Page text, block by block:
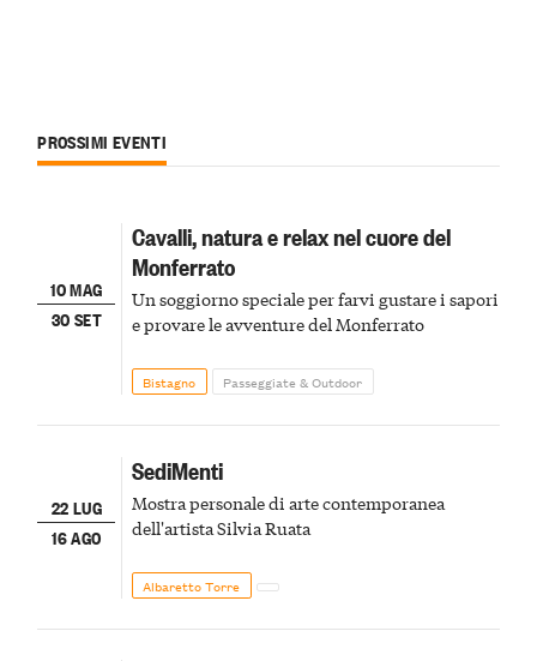
PROSSIMI EVENTI
10 MAG
30 SET
Cavalli, natura e relax nel cuore del
Monferrato
Un soggiorno speciale per farvi gustare i sapori
e provare le avventure del Monferrato
Bistagno Passeggiate & Outdoor
22 LUG
16 AGO
SediMenti
Mostra personale di arte contemporanea
dell'artista Silvia Ruata
Albaretto Torre